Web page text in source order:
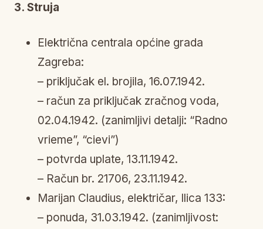
3. Struja
Električna centrala općine grada
Zagreba:
– priključak el. brojila, 16.07.1942.
– račun za priključak zračnog voda,
02.04.1942. (zanimljivi detalji: “Radno
vrieme”, “cievi”)
– potvrda uplate, 13.11.1942.
– Račun br. 21706, 23.11.1942.
Marijan Claudius, električar, Ilica 133:
– ponuda, 31.03.1942. (zanimljivost: